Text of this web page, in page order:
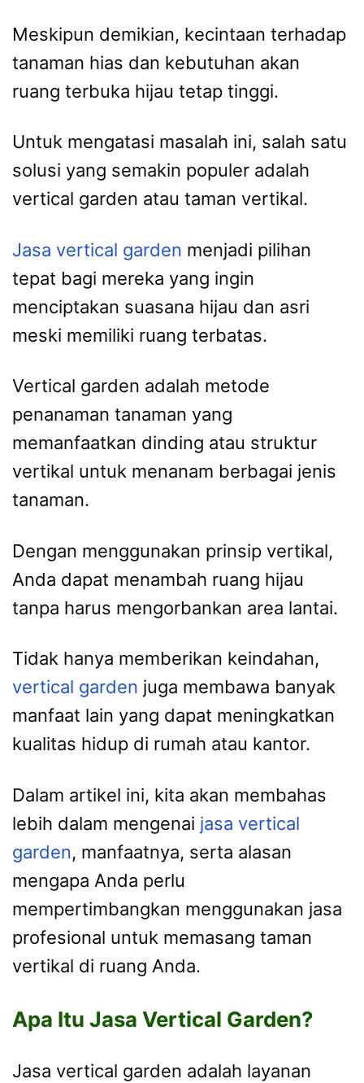
Meskipun demikian, kecintaan terhadap
tanaman hias dan kebutuhan akan
ruang terbuka hijau tetap tinggi.
Untuk mengatasi masalah ini, salah satu
solusi yang semakin populer adalah
vertical garden atau taman vertikal.
Jasa vertical garden menjadi pilihan
tepat bagi mereka yang ingin
menciptakan suasana hijau dan asri
meski memiliki ruang terbatas.
Vertical garden adalah metode
penanaman tanaman yang
memanfaatkan dinding atau struktur
vertikal untuk menanam berbagai jenis
tanaman.
Dengan menggunakan prinsip vertikal,
Anda dapat menambah ruang hijau
tanpa harus mengorbankan area lantai.
Tidak hanya memberikan keindahan,
vertical garden juga membawa banyak
manfaat lain yang dapat meningkatkan
kualitas hidup di rumah atau kantor.
Dalam artikel ini, kita akan membahas
lebih dalam mengenai jasa vertical
garden, manfaatnya, serta alasan
mengapa Anda perlu
mempertimbangkan menggunakan jasa
profesional untuk memasang taman
vertikal di ruang Anda.
Apa Itu Jasa Vertical Garden?
Jasa vertical garden adalah layanan